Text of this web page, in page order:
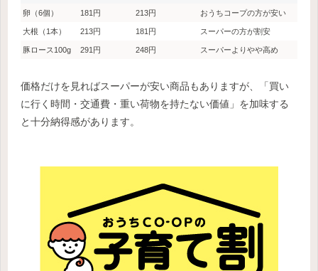
卵（6個） 181円 213円 おうちコープの方が安い
大根（1本） 213円 181円 スーパーの方が割安
豚ロース100g 291円 248円 スーパーよりやや高め
価格だけを見ればスーパーが安い商品もありますが、「買い
に行く時間・交通費・重い荷物を持たない価値」を加味する
と十分納得感があります。